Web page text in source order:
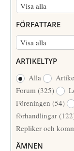
Visa alla
N
M
M
/
Å
R
FÖRFATTARE
Visa alla
R
F
A
T
T
A
R
ARTIKELTYP
Alla
Forum(325)
Föreningen(54)
förhandlingar
Repliker och
ÄMNEN